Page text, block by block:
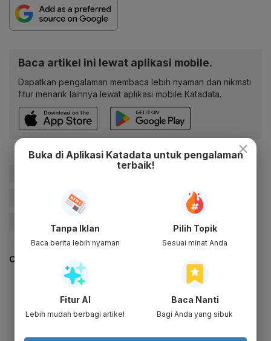
Baca artikel ini lewat aplikasi mobile.
Dapatkan pengalaman membaca lebih nyaman dan nikmati
fitur menarik lainnya lewat aplikasi mobile Katadata.
#Erupsi Gunung #Gunung
CEK JUGA DATA INI
×
Buka di Aplikasi Katadata untuk pengalaman
terbaik!
Tanpa Iklan
Baca berita lebih nyaman
Pilih Topik
Sesuai minat Anda
Fitur AI
Lebih mudah berbagi artikel
Baca Nanti
Bagi Anda yang sibuk